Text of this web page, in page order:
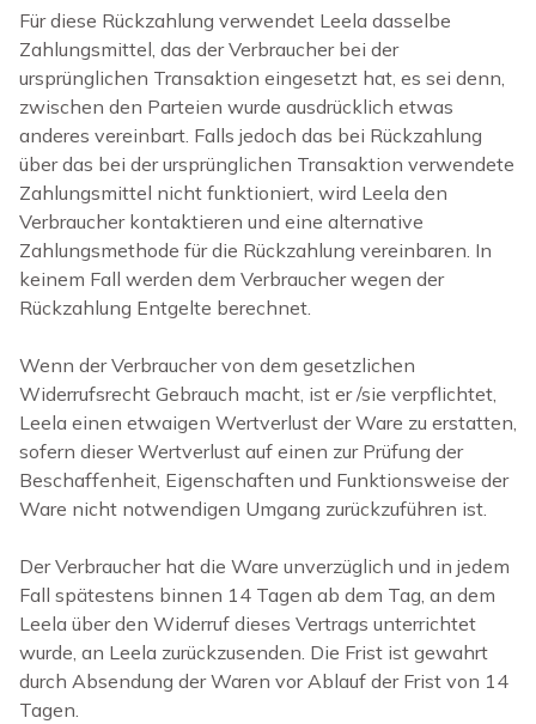
Für diese Rückzahlung verwendet Leela dasselbe
Zahlungsmittel, das der Verbraucher bei der
ursprünglichen Transaktion eingesetzt hat, es sei denn,
zwischen den Parteien wurde ausdrücklich etwas
anderes vereinbart. Falls jedoch das bei Rückzahlung
über das bei der ursprünglichen Transaktion verwendete
Zahlungsmittel nicht funktioniert, wird Leela den
Verbraucher kontaktieren und eine alternative
Zahlungsmethode für die Rückzahlung vereinbaren. In
keinem Fall werden dem Verbraucher wegen der
Rückzahlung Entgelte berechnet.
Wenn der Verbraucher von dem gesetzlichen
Widerrufsrecht Gebrauch macht, ist er /sie verpflichtet,
Leela einen etwaigen Wertverlust der Ware zu erstatten,
sofern dieser Wertverlust auf einen zur Prüfung der
Beschaffenheit, Eigenschaften und Funktionsweise der
Ware nicht notwendigen Umgang zurückzuführen ist.
Der Verbraucher hat die Ware unverzüglich und in jedem
Fall spätestens binnen 14 Tagen ab dem Tag, an dem
Leela über den Widerruf dieses Vertrags unterrichtet
wurde, an Leela zurückzusenden. Die Frist ist gewahrt
durch Absendung der Waren vor Ablauf der Frist von 14
Tagen.